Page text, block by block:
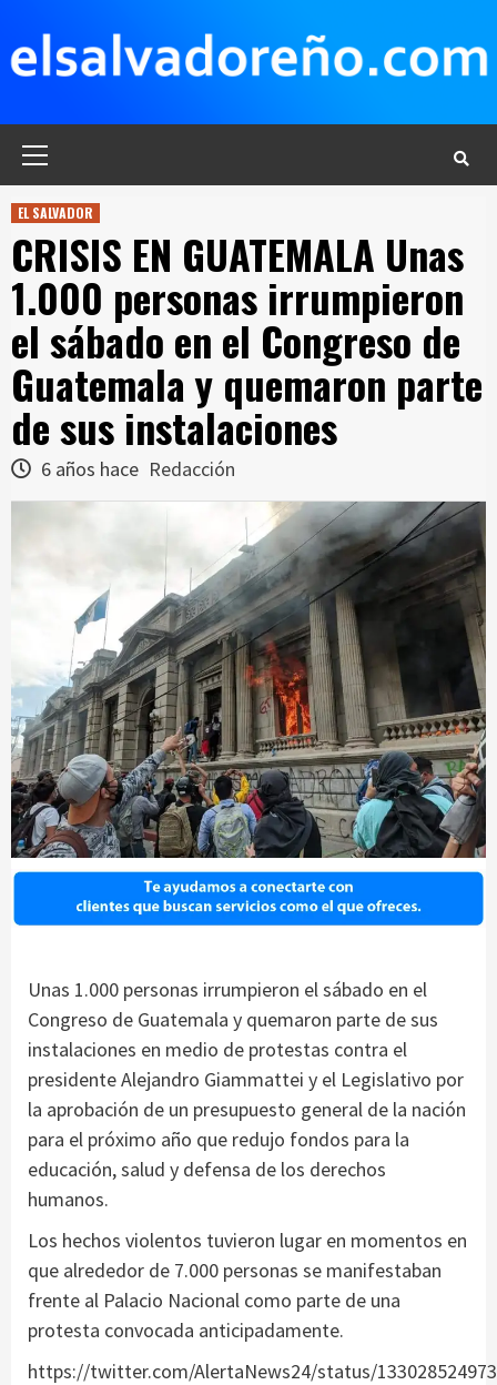
contenido
EL SALVADOR
CRISIS EN GUATEMALA Unas
1.000 personas irrumpieron
el sábado en el Congreso de
Guatemala y quemaron parte
de sus instalaciones
6 años hace Redacción
Unas 1.000 personas irrumpieron el sábado en el
Congreso de Guatemala y quemaron parte de sus
instalaciones en medio de protestas contra el
presidente Alejandro Giammattei y el Legislativo por
la aprobación de un presupuesto general de la nación
para el próximo año que redujo fondos para la
educación, salud y defensa de los derechos
humanos.
Los hechos violentos tuvieron lugar en momentos en
que alrededor de 7.000 personas se manifestaban
frente al Palacio Nacional como parte de una
protesta convocada anticipadamente.
https://twitter.com/AlertaNews24/status/